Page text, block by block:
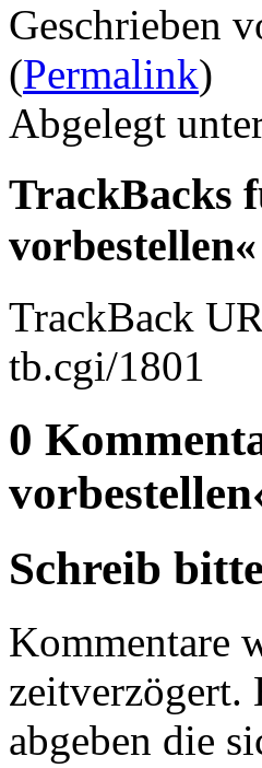
Geschrieben
(Permalink)
Abgelegt
TrackBacks
vorbestellen«
TrackBack
tb.cgi/1801
0
Schreib
Kommentare
zeitverzögert.
abgeben die